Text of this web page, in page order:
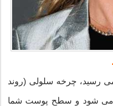
رسید، چرخه سلولی (روند
می شود و سطح پوست شما